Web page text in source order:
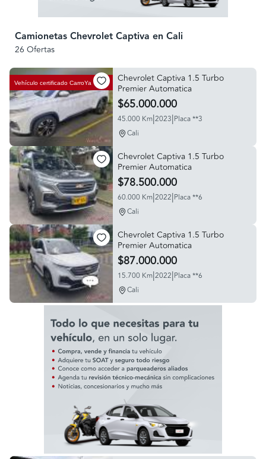
Camionetas Chevrolet Captiva en Cali
26 Ofertas
Vehículo certificado CarroYa
Chevrolet Captiva 1.5 Turbo
Premier Automatica
$65.000.000
45.000 Km|2023|Placa **3
Cali
Chevrolet Captiva 1.5 Turbo
Premier Automatica
$78.500.000
60.000 Km|2022|Placa **6
Cali
Chevrolet Captiva 1.5 Turbo
Premier Automatica
$87.000.000
15.700 Km|2022|Placa **6
Cali